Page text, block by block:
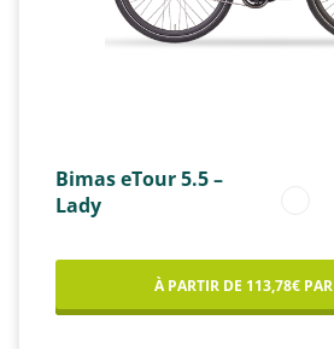
Bimas eTour 5.5 –
Lady
À PARTIR DE 113,78€